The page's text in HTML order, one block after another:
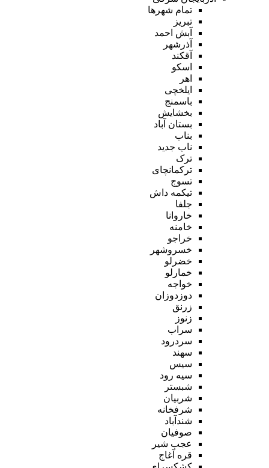
تمام شهر‌ها
تبریز
آبش احمد
آذرشهر
آقکند
اسکو
اهر
ایلخچی
باسمنج
بخشایش
بستان آباد
بناب
ناب جدید
ترک
ترکمانچای
تسوج
تیکمه داش
جلفا
خاروانا
خامنه
خراجو
خسروشهر
خضرلو
خمارلو
خواجه
دوزدوزان
زرنق
زنوز
سراب
سردرود
سهند
سیس
سیه رود
شبستر
شربیان
شرفخانه
شندآباد
صوفیان
عجب شیر
قره آغاج